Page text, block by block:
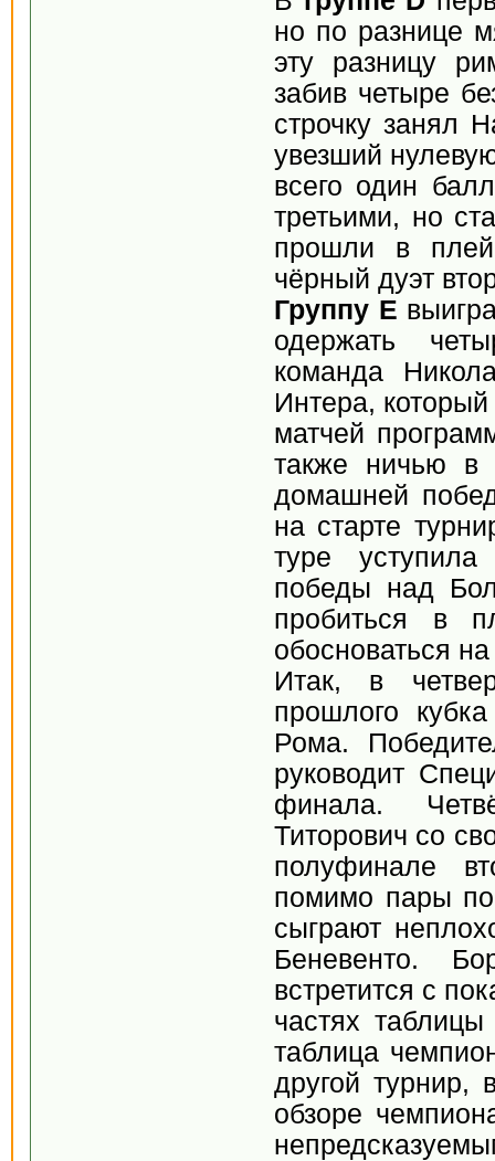
но по разнице
эту разницу
забив четыре
строчку занял
увезший
всего один
третьими, но
прошли в
чёрный дуэт
Группу Е
одержать
команда
Интера,
матчей
также ничью в
домашней
на старте
туре
победы над
пробиться в
обосноваться
Итак, в
прошлого
Рома.
руководит
финала.
Титорович со
полуфинале
помимо пары
сыграют
Беневенто.
встретится с
частях
таблица
другой турнир,
обзоре